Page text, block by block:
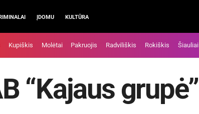
ĮDOMU KULTŪRA
Kupiškis Molėtai Pakruojis Radviliškis Rokiškis Šiauliai
“Kajaus grupė”